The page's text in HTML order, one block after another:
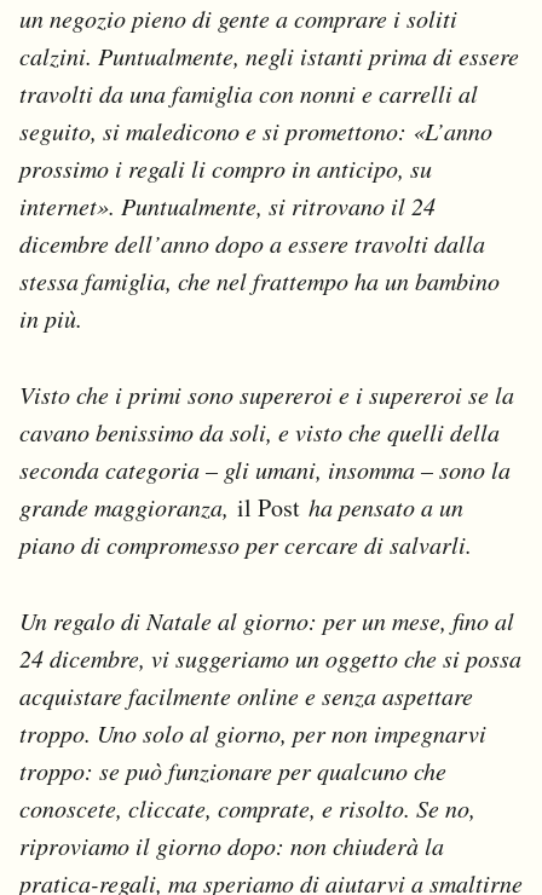
Notifiche mobile
Regala il Post
Hai bisogno di aiuto?
un negozio pieno di gente a comprare i soliti
calzini. Puntualmente, negli istanti prima di essere
travolti da una famiglia con nonni e carrelli al
seguito, si maledicono e si promettono: «L’anno
prossimo i regali li compro in anticipo, su
internet». Puntualmente, si ritrovano il 24
dicembre dell’anno dopo a essere travolti dalla
stessa famiglia, che nel frattempo ha un bambino
in più.
Visto che i primi sono supereroi e i supereroi se la
cavano benissimo da soli, e visto che quelli della
seconda categoria – gli umani, insomma – sono la
grande maggioranza, il Post ha pensato a un
piano di compromesso per cercare di salvarli.
Un regalo di Natale al giorno: per un mese, fino al
24 dicembre, vi suggeriamo un oggetto che si possa
acquistare facilmente online e senza aspettare
troppo. Uno solo al giorno, per non impegnarvi
troppo: se può funzionare per qualcuno che
conoscete, cliccate, comprate, e risolto. Se no,
riproviamo il giorno dopo: non chiuderà la
pratica-regali, ma speriamo di aiutarvi a smaltirne